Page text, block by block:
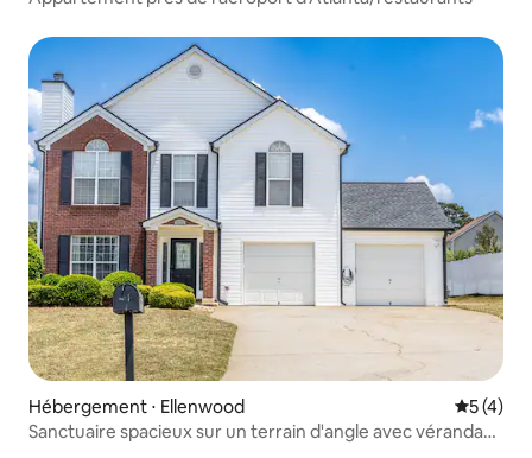
Hébergement ⋅ Ellenwood
5 (4)
Sanctuaire spacieux sur un terrain d'angle avec véranda